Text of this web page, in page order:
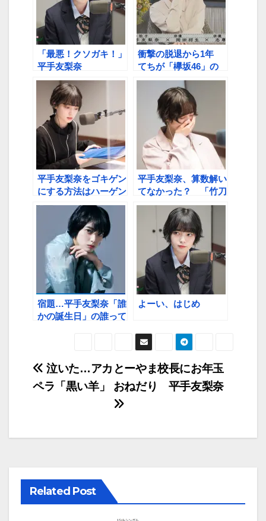
「最悪！クソガキ！」
平手友梨奈
衝撃の脱退から1年
てちが「欅坂46」の
オーディションを語る
「応募したのは自分じ
ゃなく…」
平手友梨奈をゴキゲン
にする方法はハーゲン
ダッツと現金…「違
う、違うもん！」
平手友梨奈、算数解い
てなかった？ 「竹刀
でバシバシッ！」とー
やま校長が追試要請か
宿題…平手友梨奈「誰
かの誕生日」の誰って
よーい、はじめ
投
稿
ビ
ー
とーやま校長にお年玉
おねだり 平手友梨奈
泣いた…アカ
ペラ「黒い羊」
Related Post